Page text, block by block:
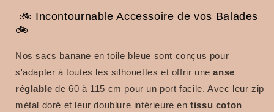
🚲 Incontournable Accessoire de vos Balades
🚲
Nos sacs banane en toile bleue sont conçus pour
s'adapter à toutes les silhouettes et offrir uneanse
réglable de 60 à 115 cm pour un port facile. Avec leur zip
métal doré et leur doublure intérieure entissu coton